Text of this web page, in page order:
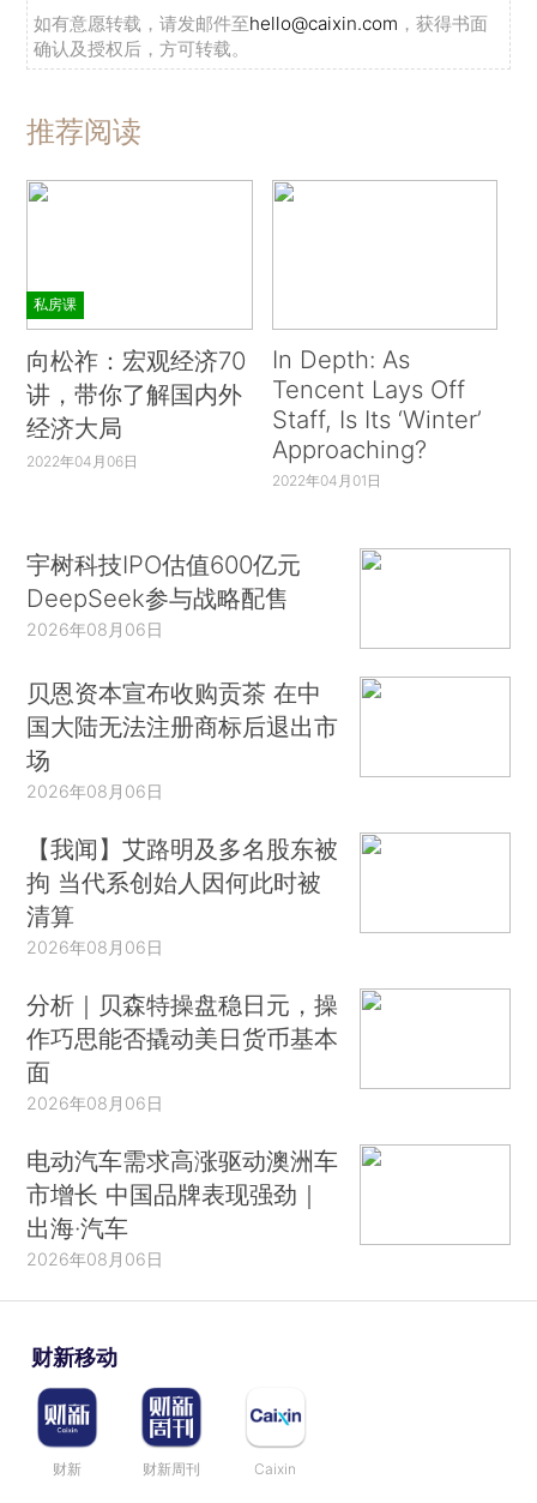
如有意愿转载，请发邮件至hello@caixin.com ，获得书面
确认及授权后，方可转载。
推荐阅读
私房课
向松祚：宏观经济70
讲，带你了解国内外
经济大局
2022年04月06日
In Depth: As
Tencent Lays Off
Staff, Is Its ‘Winter’
Approaching?
2022年04月01日
宇树科技IPO估值600亿元
DeepSeek参与战略配售
2026年08月06日
贝恩资本宣布收购贡茶 在中
国大陆无法注册商标后退出市
场
2026年08月06日
【我闻】艾路明及多名股东被
拘 当代系创始人因何此时被
清算
2026年08月06日
分析｜贝森特操盘稳日元，操
作巧思能否撬动美日货币基本
面
2026年08月06日
电动汽车需求高涨驱动澳洲车
市增长 中国品牌表现强劲｜
出海·汽车
2026年08月06日
财新移动
财新 财新周刊 Caixin